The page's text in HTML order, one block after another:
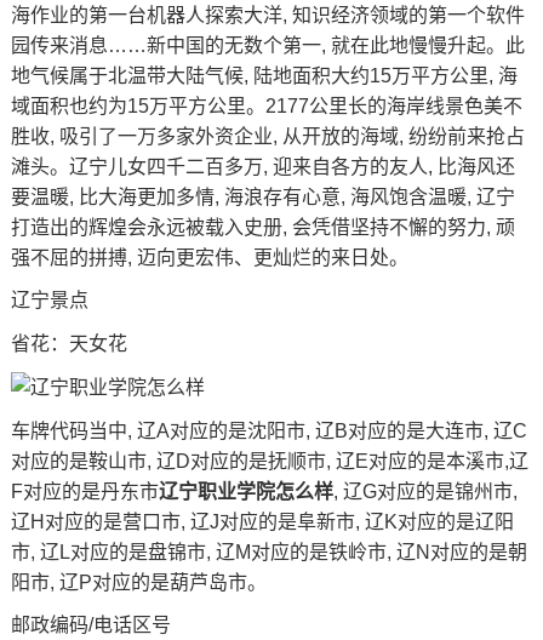
海作业的第一台机器人探索大洋, 知识经济领域的第一个软件
园传来消息……新中国的无数个第一, 就在此地慢慢升起。此
地气候属于北温带大陆气候, 陆地面积大约15万平方公里, 海
域面积也约为15万平方公里。2177公里长的海岸线景色美不
胜收, 吸引了一万多家外资企业, 从开放的海域, 纷纷前来抢占
滩头。辽宁儿女四千二百多万, 迎来自各方的友人, 比海风还
要温暖, 比大海更加多情, 海浪存有心意, 海风饱含温暖, 辽宁
打造出的辉煌会永远被载入史册, 会凭借坚持不懈的努力, 顽
强不屈的拼搏, 迈向更宏伟、更灿烂的来日处。
辽宁景点
省花：天女花
车牌代码当中, 辽A对应的是沈阳市, 辽B对应的是大连市, 辽C
对应的是鞍山市, 辽D对应的是抚顺市, 辽E对应的是本溪市,辽
F对应的是丹东市辽宁职业学院怎么样, 辽G对应的是锦州市,
辽H对应的是营口市, 辽J对应的是阜新市, 辽K对应的是辽阳
市, 辽L对应的是盘锦市, 辽M对应的是铁岭市, 辽N对应的是朝
阳市, 辽P对应的是葫芦岛市。
邮政编码/电话区号